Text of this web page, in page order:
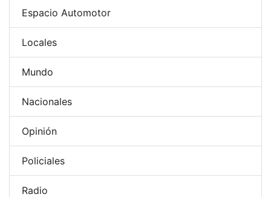
Espacio Automotor
Locales
Mundo
Nacionales
Opinión
Policiales
Radio